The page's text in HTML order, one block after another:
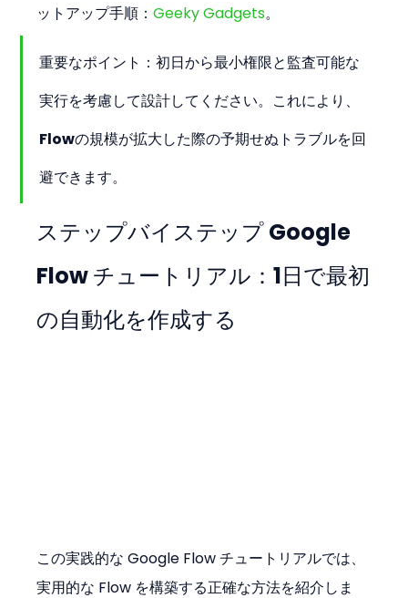
ットアップ手順：Geeky Gadgets。
重要なポイント：初日から最小権限と監査可能な
実行を考慮して設計してください。これにより、
Flowの規模が拡大した際の予期せぬトラブルを回
避できます。
ステップバイステップ Google
Flow チュートリアル：1日で最初
の自動化を作成する
この実践的な Google Flow チュートリアルでは、
実用的な Flow を構築する正確な方法を紹介しま